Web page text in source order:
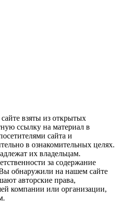
взяты из открытых
ссылку на материал в
сайта и
в ознакомительных целях.
их владельцам.
за содержание
обнаружили на нашем сайте
авторские права,
компании или организации,